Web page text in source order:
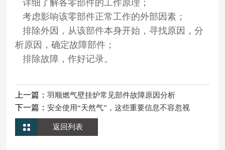
详细了解各零部件的工作原理；
考虑影响该零部件正常工作的外部因素；
排除外因，从该部件本身开始，寻找原因，分
析原因，确定故障部件；
排除故障，作好记录。
上一篇：羽顺燃气壁挂炉常见部件故障原因分析
下一篇：安全使用“天然气”，这些重要信息不容忽视
返回列表